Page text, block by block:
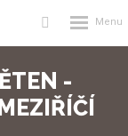
Vyhledávání
Rozbalení
-